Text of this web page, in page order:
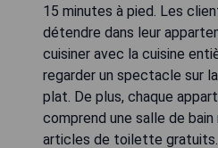
15 minutes à pied. Les
détendre dans leur
cuisiner avec la cuisine
regarder un spectacle sur
plat. De plus, chaque
comprend une salle de
articles de toilette gratuits.